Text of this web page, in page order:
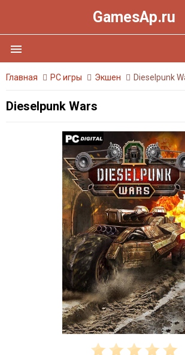
GamesAp.ru
menu
Главная PC игры Экшен Dieselpunk
Dieselpunk Wars